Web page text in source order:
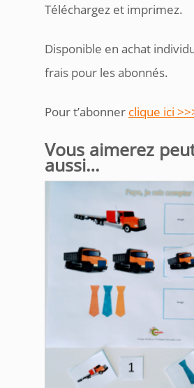
Téléchargez et imprimez.
Disponible en achat
frais pour les abonnés.
Pour t’abonner clique ici
Vous aimerez
aussi…